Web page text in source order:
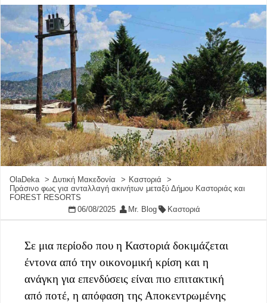
OlaDeka Δυτική Μακεδονία
Καστοριά
Πράσινο φως για ανταλλαγή ακινήτων μεταξύ Δήμου Καστοριάς και
FOREST RESORTS
06/08/2025
Mr. Blog Καστοριά
Σε μια περίοδο που η Καστοριά δοκιμάζεται
έντονα από την οικονομική κρίση και η
ανάγκη για επενδύσεις είναι πιο επιτακτική
από ποτέ, η απόφαση της Αποκεντρωμένης